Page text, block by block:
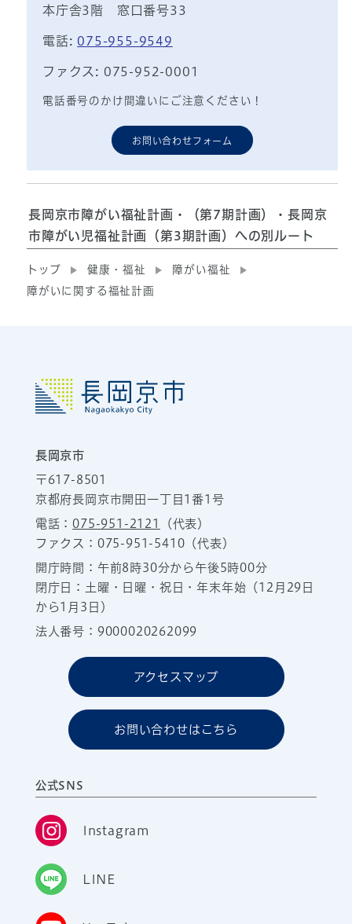
本庁舎3階 窓口番号33
電話: 075-955-9549
ファクス: 075-952-0001
電話番号のかけ間違いにご注意ください！
お問い合わせフォーム
長岡京市障がい福祉計画・（第7期計画）・長岡京
市障がい児福祉計画（第3期計画）への別ルート
トップ 健康・福祉
障がい福祉
障がいに関する福祉計画
長岡京市
〒617-8501
京都府長岡京市開田一丁目1番1号
電話：075-951-2121
（代表）
ファクス：075-951-5410（代表）
開庁時間：午前8時30分から午後5時00分
閉庁日：土曜・日曜・祝日・年末年始（12月29日
から1月3日）
法人番号：9000020262099
アクセスマップ
お問い合わせはこちら
公式SNS
Instagram
LINE